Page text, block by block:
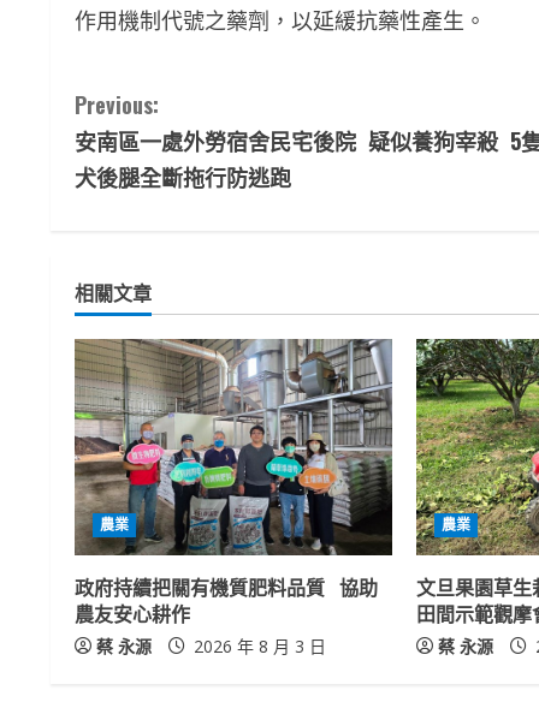
作用機制代號之藥劑，以延緩抗藥性產生。
C
o
i
n
u
e
R
e
a
d
Previous:
安南區一處外勞宿舍民宅後院 疑似養狗宰殺 5
犬後腿全斷拖行防逃跑
相關文章
農業
政府持續把關有機質肥料品質 協助
農友安心耕作
蔡 永源 2026 年 8 月 3 日
農業
文旦果園草
田間示範觀摩
蔡 永源